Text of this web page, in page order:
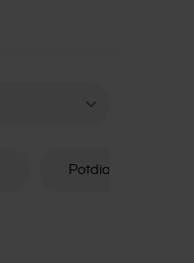
Potdiameter